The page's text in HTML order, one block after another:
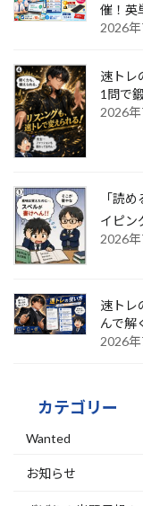
催！英
2026
速トレ
1問で
2026
「読
イピン
2026
速トレ
んで解
2026
カテゴリー
Wanted
お知らせ